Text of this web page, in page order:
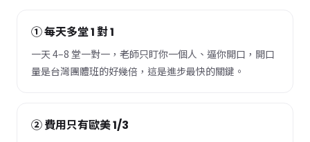
① 每天多堂 1 對 1
一天 4–8 堂一對一，老師只盯你一個人、逼你開口，開口
量是台灣團體班的好幾倍，這是進步最快的關鍵。
② 費用只有歐美 1/3